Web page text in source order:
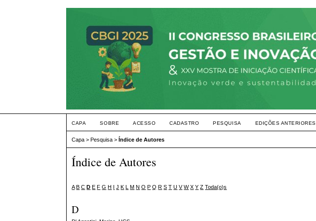
CAPA SOBRE ACESSO CADASTRO PESQUISA EDIÇÕES ANTERIORES
Capa >Pesquisa >Índice de Autores
Índice de Autores
A B C D E F G H I J K L M N O P Q R S T U V W X Y Z Toda(o)s
D